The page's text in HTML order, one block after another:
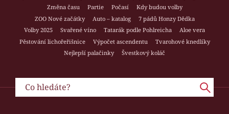
Změna času
Partie Počasí
Kdy budou volby
ZOO Nové začátky
Auto – katalog
7 pádů Honzy Dědka
Volby 2025
Svařené víno Tatarák podle Pohlreicha
Aloe vera
Pěstování lichořeřišnice
Výpočet ascendentu
Tvarohové knedlíky
Nejlepší palačinky
Švestkový koláč